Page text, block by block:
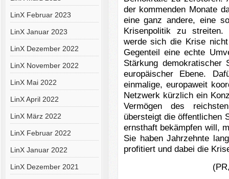
LinX Februar 2023
LinX Januar 2023
LinX Dezember 2022
LinX November 2022
LinX Mai 2022
LinX April 2022
LinX März 2022
LinX Februar 2022
LinX Januar 2022
LinX Dezember 2021
der kommenden Monate
eine ganz andere, eine
Krisenpolitik zu streiten.
werde sich die Krise
Gegenteil eine echte
Stärkung
europäischer Ebene.
einmalige, europaweit
Netzwerk kürzlich ein
Vermögen des
übersteigt die öffentlichen
ernsthaft bekämpfen will,
Sie haben Jahrzehnte
profitiert und dabei die